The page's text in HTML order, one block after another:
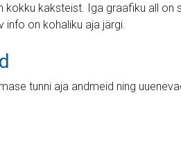
kokku kaksteist. Iga graafiku all
on kohaliku aja järgi.
tunni aja andmeid ning